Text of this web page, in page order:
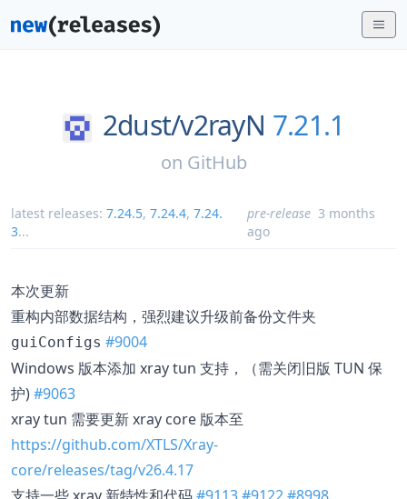
2dust/v2rayN 7.21.1
on GitHub
latest releases: 7.24.5, 7.24.4, 7.24.
3...
pre-release 3 months
ago
本次更新
重构内部数据结构，强烈建议升级前备份文件夹
guiConfigs #9004
Windows 版本添加 xray tun 支持，（需关闭旧版 TUN 保
护)#9063
xray tun 需要更新 xray core 版本至
https://github.com/XTLS/Xray-
core/releases/tag/v26.4.17